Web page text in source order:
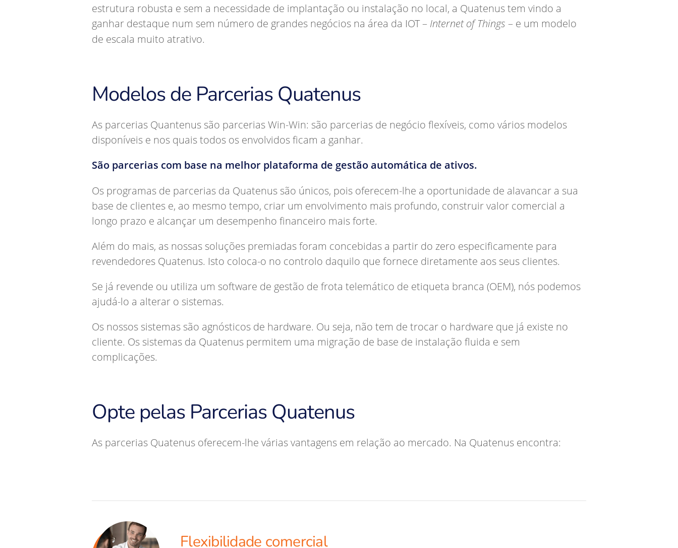
estrutura robusta e sem a necessidade de implantação ou instalação no local, a Quatenus tem vindo a
ganhar destaque num sem número de grandes negócios na área da IOT – Internet of Things – e um modelo
de escala muito atrativo.
Modelos de Parcerias Quatenus
As parcerias Quantenus são parcerias Win-Win: são parcerias de negócio flexíveis, como vários modelos
disponíveis e nos quais todos os envolvidos ficam a ganhar.
São parcerias com base na melhor plataforma de gestão automática de ativos.
Os programas de parcerias da Quatenus são únicos, pois oferecem-lhe a oportunidade de alavancar a sua
base de clientes e, ao mesmo tempo, criar um envolvimento mais profundo, construir valor comercial a
longo prazo e alcançar um desempenho financeiro mais forte.
Além do mais, as nossas soluções premiadas foram concebidas a partir do zero especificamente para
revendedores Quatenus. Isto coloca-o no controlo daquilo que fornece diretamente aos seus clientes.
Se já revende ou utiliza um software de gestão de frota telemático de etiqueta branca (OEM), nós podemos
ajudá-lo a alterar o sistemas.
Os nossos sistemas são agnósticos de hardware. Ou seja, não tem de trocar o hardware que já existe no
cliente. Os sistemas da Quatenus permitem uma migração de base de instalação fluida e sem
complicações.
Opte pelas Parcerias Quatenus
As parcerias Quatenus oferecem-lhe várias vantagens em relação ao mercado. Na Quatenus encontra:
Flexibilidade comercial